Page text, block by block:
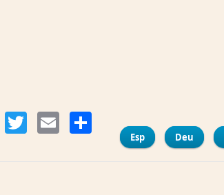
FacebookTwitter Email Compartir
Esp Deu